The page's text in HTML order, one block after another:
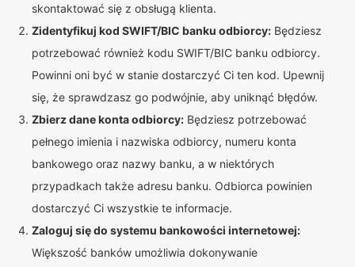
skontaktować się z obsługą klienta.
Zidentyfikuj kod SWIFT/BIC banku odbiorcy: Będziesz
potrzebować również kodu SWIFT/BIC banku odbiorcy.
Powinni oni być w stanie dostarczyć Ci ten kod. Upewnij
się, że sprawdzasz go podwójnie, aby uniknąć błędów.
Zbierz dane konta odbiorcy: Będziesz potrzebować
pełnego imienia i nazwiska odbiorcy, numeru konta
bankowego oraz nazwy banku, a w niektórych
przypadkach także adresu banku. Odbiorca powinien
dostarczyć Ci wszystkie te informacje.
Zaloguj się do systemu bankowości internetowej:
Większość banków umożliwia dokonywanie